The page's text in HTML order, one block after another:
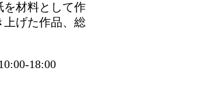
材料として作
上げた作品、総
18:00